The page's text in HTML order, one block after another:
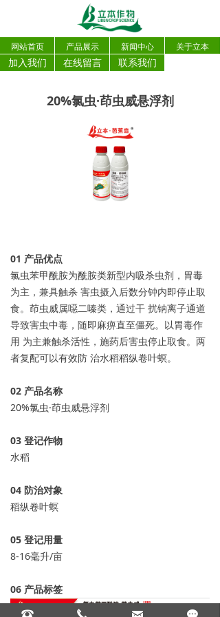
网站首页 产品展示 新闻中心 关于立本
加入我们 在线留言 联系我们
01 产品优点
氯虫苯甲酰胺为酰胺类新型内吸杀虫剂，胃毒
为主，兼具触杀 害虫摄入后数分钟内即停止取
食。茚虫威属噁二嗪类，通过干 扰钠离子通道
导致害虫中毒，随即麻痹直至僵死。以胃毒作
用 为主兼触杀活性，施药后害虫停止取食。两
者复配可以有效防 治水稻稻纵卷叶螟。
02 产品名称
20%氯虫·茚虫威悬浮剂
03 登记作物
水稻
04 防治对象
稻纵卷叶螟
05 登记用量
8-16毫升/亩
06 产品标签
20%氯虫·茚虫威悬浮剂
뀰 끅 낂 끁